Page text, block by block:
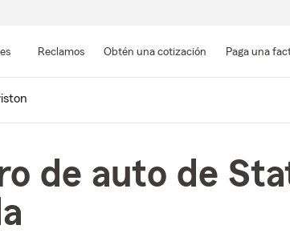
contenido
Reclamos Obtén una cotización Paga una
de auto de